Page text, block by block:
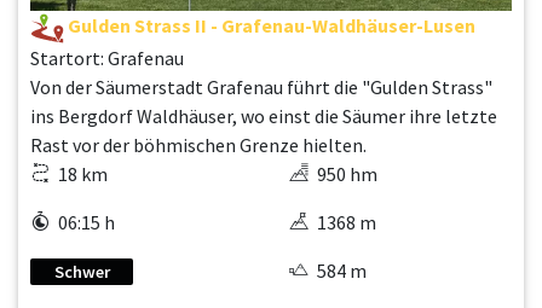
Gulden Strass II - Grafenau-Waldhäuser-Lusen
Startort: Grafenau
Von der Säumerstadt Grafenau führt die "Gulden Strass"
ins Bergdorf Waldhäuser, wo einst die Säumer ihre letzte
Rast vor der böhmischen Grenze hielten.
18 km
06:15 h
Schwer
950 hm
1368 m
584 m